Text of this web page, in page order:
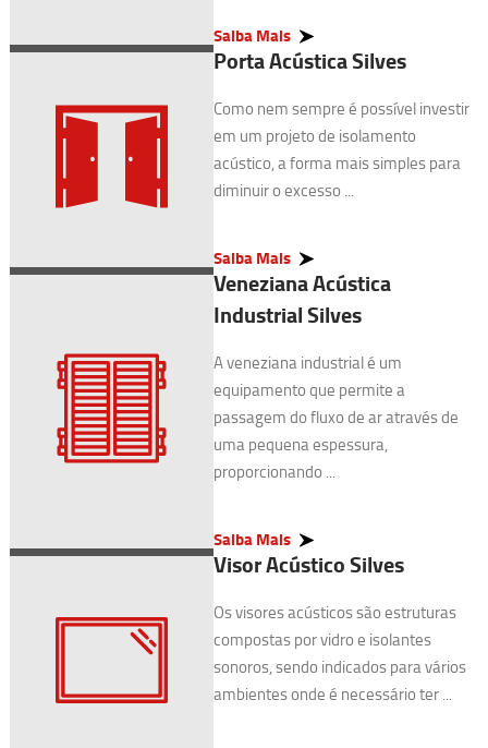
Saiba Mais
Porta Acústica Silves
Como nem sempre é possível investir
em um projeto de isolamento
acústico, a forma mais simples para
diminuir o excesso ...
Saiba Mais
Veneziana Acústica
Industrial Silves
A veneziana industrial é um
equipamento que permite a
passagem do fluxo de ar através de
uma pequena espessura,
proporcionando ...
Saiba Mais
Visor Acústico Silves
Os visores acústicos são estruturas
compostas por vidro e isolantes
sonoros, sendo indicados para vários
ambientes onde é necessário ter ...